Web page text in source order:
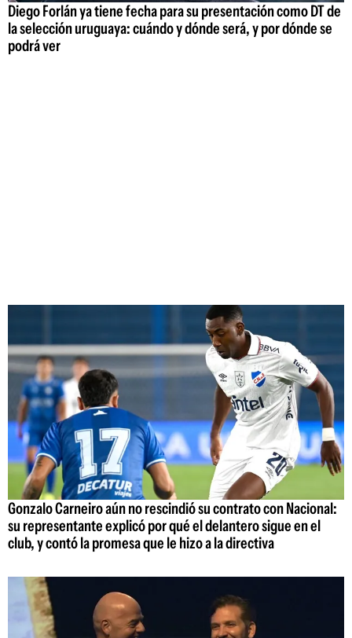
Diego Forlán ya tiene fecha para su presentación como DT de
la selección uruguaya: cuándo y dónde será, y por dónde se
podrá ver
Gonzalo Carneiro aún no rescindió su contrato con Nacional:
su representante explicó por qué el delantero sigue en el
club, y contó la promesa que le hizo a la directiva